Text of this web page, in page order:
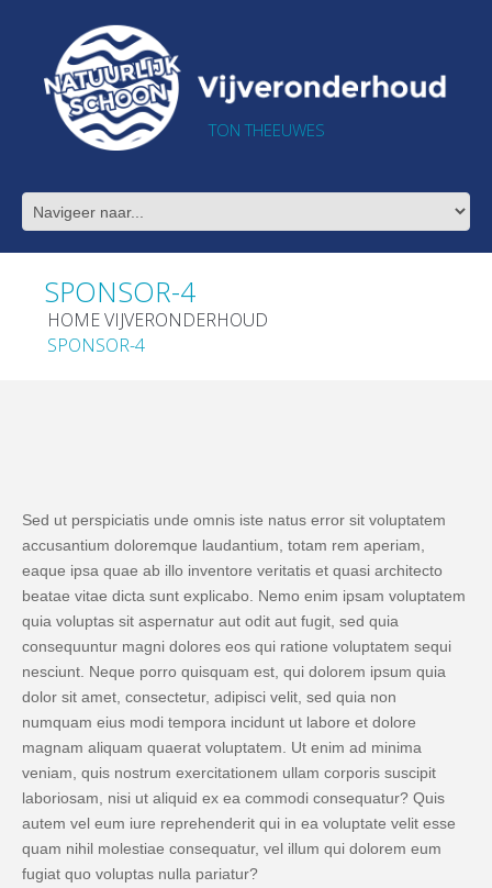
TON THEEUWES
SPONSOR-4
HOME VIJVERONDERHOUD
SPONSOR-4
Sed ut perspiciatis unde omnis iste natus error sit voluptatem
accusantium doloremque laudantium, totam rem aperiam,
eaque ipsa quae ab illo inventore veritatis et quasi architecto
beatae vitae dicta sunt explicabo. Nemo enim ipsam voluptatem
quia voluptas sit aspernatur aut odit aut fugit, sed quia
consequuntur magni dolores eos qui ratione voluptatem sequi
nesciunt. Neque porro quisquam est, qui dolorem ipsum quia
dolor sit amet, consectetur, adipisci velit, sed quia non
numquam eius modi tempora incidunt ut labore et dolore
magnam aliquam quaerat voluptatem. Ut enim ad minima
veniam, quis nostrum exercitationem ullam corporis suscipit
laboriosam, nisi ut aliquid ex ea commodi consequatur? Quis
autem vel eum iure reprehenderit qui in ea voluptate velit esse
quam nihil molestiae consequatur, vel illum qui dolorem eum
fugiat quo voluptas nulla pariatur?